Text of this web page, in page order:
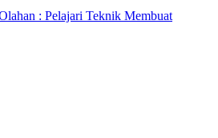
: Pelajari Teknik Membuat